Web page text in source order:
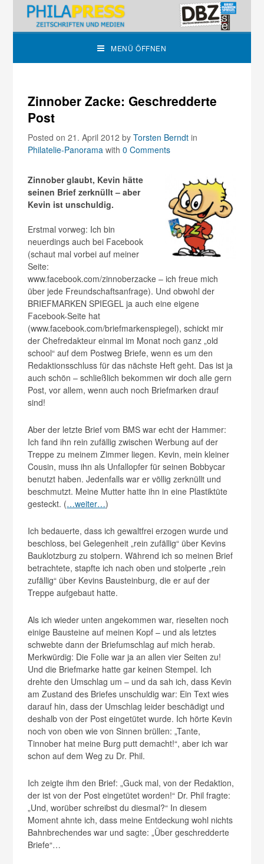
MENÜ ÖFFNEN
Zinnober Zacke: Geschredderte
Post
Posted on 21. April 2012byTorsten Berndt in
Philatelie-Panorama with0 Comments
Zinnober glaubt, Kevin hätte
seinen Brief zerknüllt – aber
Kevin ist unschuldig.
Erstmal vorweg: Ich bin
neuerdings auch bei Facebook
(schaut mal vorbei auf meiner
Seite:
www.facebook.com/zinnoberzacke – ich freue mich
über jede Freundschaftsanfrage). Und obwohl der
BRIEFMARKEN SPIEGEL ja auch eine eigene
Facebook-Seite hat
(www.facebook.com/briefmarkenspiegel), schickt mir
der Chefredakteur einmal im Monat noch ganz „old
school“ auf dem Postweg Briefe, wenn es um den
Redaktionsschluss für das nächste Heft geht. Das ist ja
auch schön – schließlich bekommen wir doch alle gern
Post, vor allem, wenn auch noch Briefmarken drauf
sind!
Aber der letzte Brief vom BMS war echt der Hammer:
Ich fand ihn rein zufällig zwischen Werbung auf der
Treppe zu meinem Zimmer liegen. Kevin, mein kleiner
Cousin, muss ihn als Unfallopfer für seinen Bobbycar
benutzt haben. Jedenfalls war er völlig zerknüllt und
beschmutzt. Meine Mutter hatte ihn in eine Plastiktüte
gesteckt. (…weiter…)
Ich bedauerte, dass ich gewaltfrei erzogen wurde und
beschloss, bei Gelegenheit „rein zufällig“ über Kevins
Bauklotzburg zu stolpern. Während ich so meinen Brief
betrachtete, stapfte ich nach oben und stolperte „rein
zufällig“ über Kevins Bausteinburg, die er auf der
Treppe aufgebaut hatte.
Als ich wieder unten angekommen war, rieselten noch
einige Bausteine auf meinen Kopf – und als letztes
schwebte dann der Briefumschlag auf mich herab.
Merkwürdig: Die Folie war ja an allen vier Seiten zu!
Und die Briefmarke hatte gar keinen Stempel. Ich
drehte den Umschlag um – und da sah ich, dass Kevin
am Zustand des Briefes unschuldig war: Ein Text wies
darauf hin, dass der Umschlag leider beschädigt und
deshalb von der Post eingetütet wurde. Ich hörte Kevin
noch von oben wie von Sinnen brüllen: „Tante,
Tinnober hat meine Burg putt demacht!“, aber ich war
schon auf dem Weg zu Dr. Phil.
Ich zeigte ihm den Brief: „Guck mal, von der Redaktion,
der ist von der Post eingetütet worden!“ Dr. Phil fragte:
„Und, worüber schreibst du diesmal?“ In diesem
Moment ahnte ich, dass meine Entdeckung wohl nichts
Bahnbrechendes war und sagte: „Über geschredderte
Briefe“…